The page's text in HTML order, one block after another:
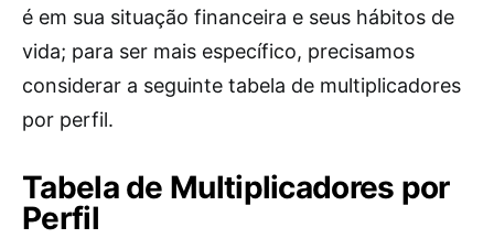
é em sua situação financeira e seus hábitos de
vida; para ser mais específico, precisamos
considerar a seguinte tabela de multiplicadores
por perfil.
Tabela de Multiplicadores por
Perfil